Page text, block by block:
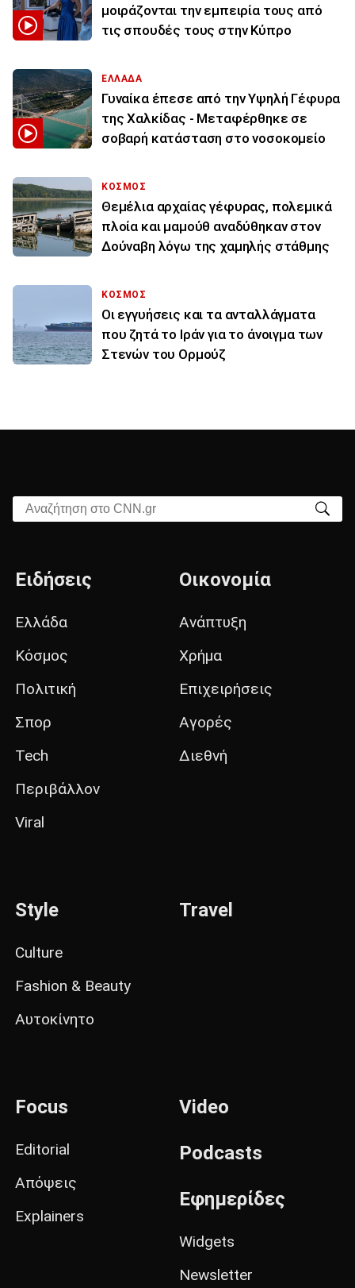
μοιράζονται την εμπειρία τους από
τις σπουδές τους στην Κύπρο
ΕΛΛΑΔΑ
Γυναίκα έπεσε από την Υψηλή Γέφυρα
της Χαλκίδας - Μεταφέρθηκε σε
σοβαρή κατάσταση στο νοσοκομείο
ΚΟΣΜΟΣ
Θεμέλια αρχαίας γέφυρας, πολεμικά
πλοία και μαμούθ αναδύθηκαν στον
Δούναβη λόγω της χαμηλής στάθμης
ΚΟΣΜΟΣ
Οι εγγυήσεις και τα ανταλλάγματα
που ζητά το Ιράν για το άνοιγμα των
Στενών του Ορμούζ
Αναζήτηση στο CNN.gr
Ειδήσεις
Ελλάδα
Κόσμος
Πολιτική
Σπορ
Tech
Περιβάλλον
Viral
Οικονομία
Ανάπτυξη
Χρήμα
Επιχειρήσεις
Αγορές
Διεθνή
Style
Culture
Fashion & Beauty
Αυτοκίνητο
Travel
Focus
Editorial
Απόψεις
Explainers
Video
Podcasts
Εφημερίδες
Widgets
Newsletter